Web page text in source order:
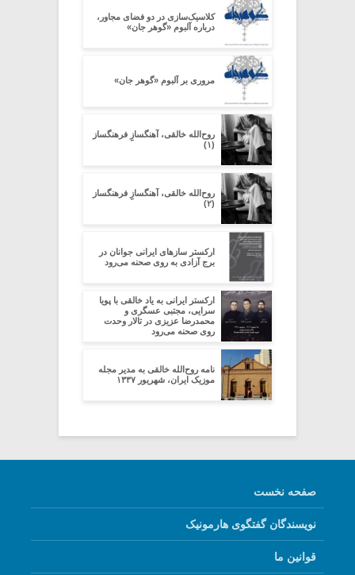
کلاسیک‌سازی در دو فضای مجاور،
درباره آلبوم «گوهر جان»
مروری بر آلبوم «گوهر جان»
روح‌الله خالقی، آهنگسازِِ فرهنگساز
(۱)
روح‌الله خالقی، آهنگسازِِ فرهنگساز
(۲)
ارکستر سازهای ایرانی جوانان در
برج آزادی به روی صحنه می‌رود
ارکستر ایرانی به یاد خالقی با پویا
سرایی، مجتبی عسگری و
محمدرضا عزیزی در تالار وحدت
روی صحنه می‌رود
نامه روح‌الله خالقی به مدیر مجله
موزیک ایران، شهریور ۱۳۳۷
صفحه نخست
نویسندگان گفتگوی هارمونیک
قوانین ما